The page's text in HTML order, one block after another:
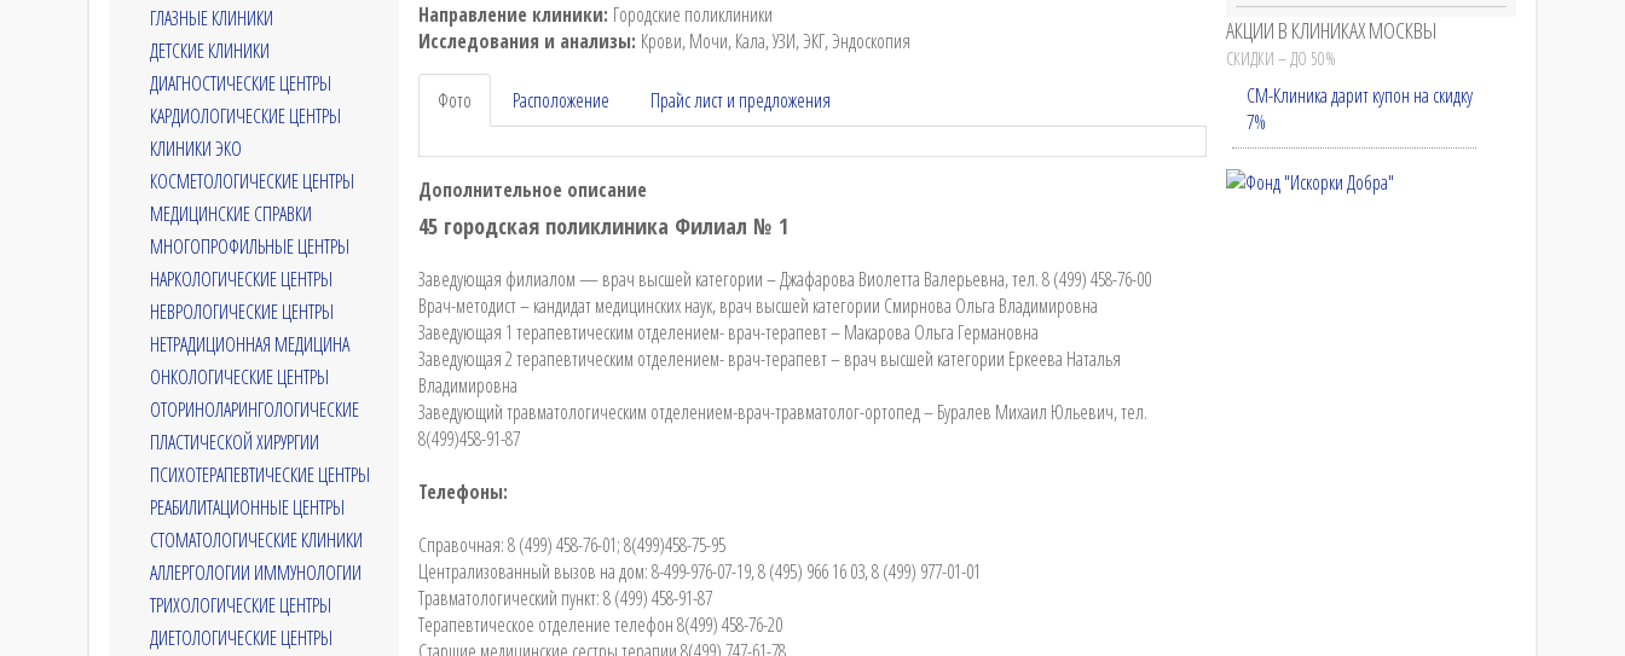
Направление клиники: Городские поликлиники
Исследования и анализы: Крови, Мочи, Кала, УЗИ, ЭКГ, Эндоскопия
Фото Расположение Прайс лист и предложения
Дополнительное описание
45 городская поликлиника Филиал № 1
Заведующая филиалом — врач высшей категории – Джафарова Виолетта Валерьевна, тел. 8 (499) 458-76-00
Врач-методист – кандидат медицинских наук, врач высшей категории Смирнова Ольга Владимировна
Заведующая 1 терапевтическим отделением- врач-терапевт – Макарова Ольга Германовна
Заведующая 2 терапевтическим отделением- врач-терапевт – врач высшей категории Еркеева Наталья
Владимировна
Заведующий травматологическим отделением-врач-травматолог-ортопед – Буралев Михаил Юльевич, тел.
8(499)458-91-87
Телефоны:
Справочная: 8 (499) 458-76-01; 8(499)458-75-95
Централизованный вызов на дом: 8-499-976-07-19, 8 (495) 966 16 03, 8 (499) 977-01-01
Травматологический пункт: 8 (499) 458-91-87
Терапевтическое отделение телефон 8(499) 458-76-20
ГЛАЗНЫЕ КЛИНИКИ
ДЕТСКИЕ КЛИНИКИ
ДИАГНОСТИЧЕСКИЕ ЦЕНТРЫ
КАРДИОЛОГИЧЕСКИЕ ЦЕНТРЫ
КЛИНИКИ ЭКО
КОСМЕТОЛОГИЧЕСКИЕ ЦЕНТРЫ
МЕДИЦИНСКИЕ СПРАВКИ
МНОГОПРОФИЛЬНЫЕ ЦЕНТРЫ
НАРКОЛОГИЧЕСКИЕ ЦЕНТРЫ
НЕВРОЛОГИЧЕСКИЕ ЦЕНТРЫ
НЕТРАДИЦИОННАЯ МЕДИЦИНА
ОНКОЛОГИЧЕСКИЕ ЦЕНТРЫ
ОТОРИНОЛАРИНГОЛОГИЧЕСКИЕ
ПЛАСТИЧЕСКОЙ ХИРУРГИИ
ПСИХОТЕРАПЕВТИЧЕСКИЕ ЦЕНТРЫ
РЕАБИЛИТАЦИОННЫЕ ЦЕНТРЫ
СТОМАТОЛОГИЧЕСКИЕ КЛИНИКИ
АЛЛЕРГОЛОГИИ ИММУНОЛОГИИ
ТРИХОЛОГИЧЕСКИЕ ЦЕНТРЫ
ДИЕТОЛОГИЧЕСКИЕ ЦЕНТРЫ
АКЦИИ В КЛИНИКАХ МОСКВЫ
СКИДКИ – ДО 50%
СМ-Клиника дарит купон на скидку
7%